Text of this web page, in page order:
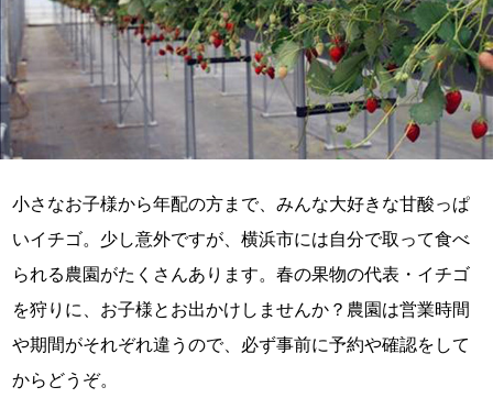
小さなお子様から年配の方まで、みんな大好きな甘酸っぱ
いイチゴ。少し意外ですが、横浜市には自分で取って食べ
られる農園がたくさんあります。春の果物の代表・イチゴ
を狩りに、お子様とお出かけしませんか？農園は営業時間
や期間がそれぞれ違うので、必ず事前に予約や確認をして
からどうぞ。